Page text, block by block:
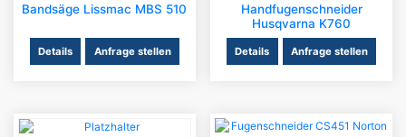
Bandsäge Lissmac MBS 510
Details Anfrage stellen
Handfugenschneider
Husqvarna K760
Details Anfrage stellen